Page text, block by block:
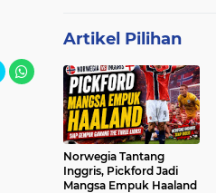
Artikel Pilihan
Norwegia Tantang
Inggris, Pickford Jadi
Mangsa Empuk Haaland